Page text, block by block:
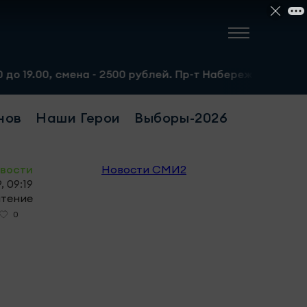
- 2500 рублей. Пр-т Набережночелнинский, 13а.
Наши Герои Выборы-2026
09:19
0
Новости СМИ2